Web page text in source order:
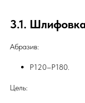
3.1.
Абразив:
P120–P180.
Цель: